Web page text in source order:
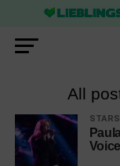
All
STARS